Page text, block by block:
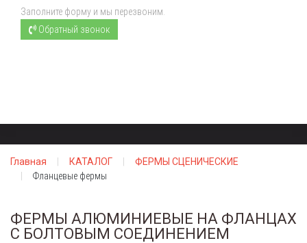
Заполните форму и мы перезвоним.
Обратный звонок
Главная КАТАЛОГ
ФЕРМЫ СЦЕНИЧЕСКИЕ
Фланцевые фермы
ФЕРМЫ АЛЮМИНИЕВЫЕ НА ФЛАНЦАХ
С БОЛТОВЫМ СОЕДИНЕНИЕМ